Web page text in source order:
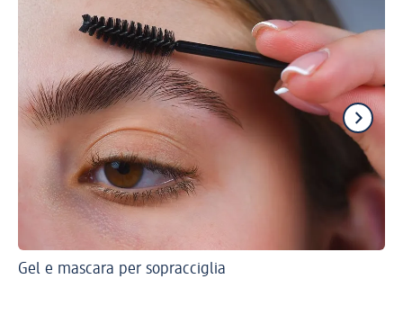
Gel e mascara per sopracciglia